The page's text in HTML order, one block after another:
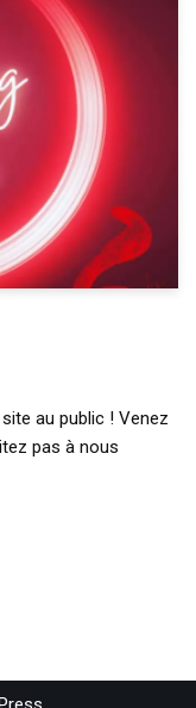
au public ! Venez
pas à nous